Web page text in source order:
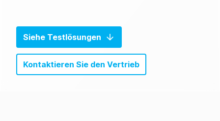
Siehe Testlösungen
Kontaktieren Sie den Vertrieb